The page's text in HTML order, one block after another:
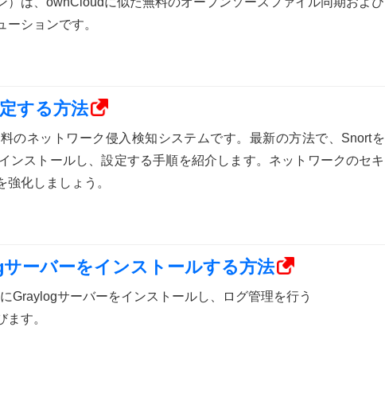
ーションです。
する方法
のネットワーク侵入検知システムです。最新の方法で、Snortを
ンストールし、設定する手順を紹介します。ネットワークのセキ
強化しましょう。
ーバーをインストールする方法
Graylogサーバーをインストールし、ログ管理を行う
ます。